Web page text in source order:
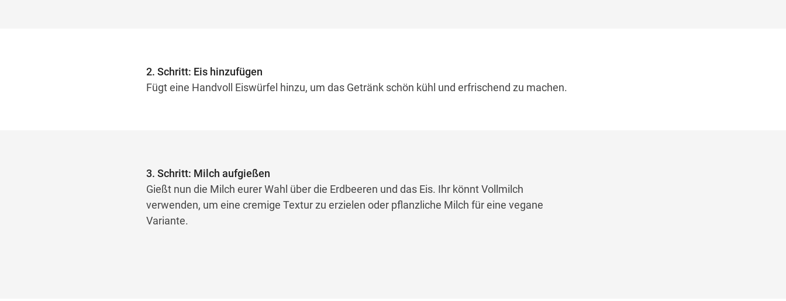
2. Schritt: Eis hinzufügen
Fügt eine Handvoll Eiswürfel hinzu, um das Getränk schön kühl und erfrischend zu machen.
3. Schritt: Milch aufgießen
Gießt nun die Milch eurer Wahl über die Erdbeeren und das Eis. Ihr könnt Vollmilch
verwenden, um eine cremige Textur zu erzielen oder pflanzliche Milch für eine vegane
Variante.